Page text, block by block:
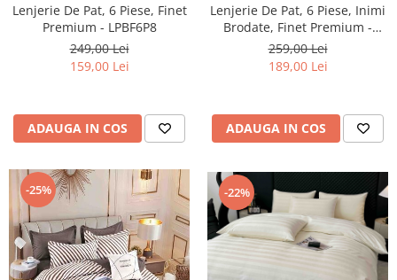
Lenjerie De Pat, 6 Piese, Finet
Premium - LPBF6P8
249,00 Lei
159,00 Lei
ADAUGA IN COS
Lenjerie De Pat, 6 Piese, Inimi
Brodate, Finet Premium -
Maro
259,00 Lei
189,00 Lei
ADAUGA IN COS
-25% -22%